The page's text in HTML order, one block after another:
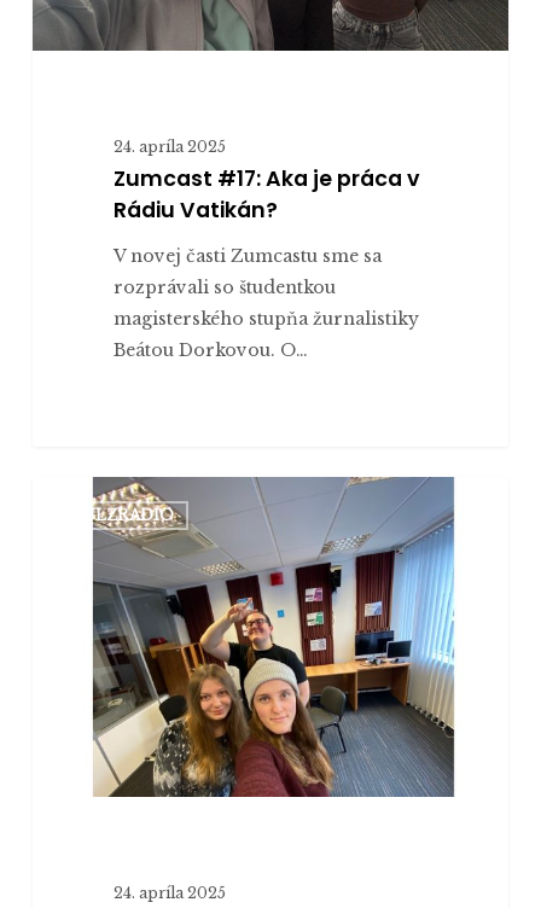
24. apríla 2025
Zumcast #17: Aka je práca v
Rádiu Vatikán?
V novej časti Zumcastu sme sa
rozprávali so študentkou
magisterského stupňa žurnalistiky
Beátou Dorkovou. O…
Zumcast
ARMWRESTLING
NEDOCENENÝ
ŠPORT?
PULZRADIO
24. apríla 2025